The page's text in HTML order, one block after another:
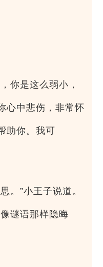
你是这么弱小，
心中悲伤，非常怀
助你。我可
。”小王子说道。
谜语那样隐晦